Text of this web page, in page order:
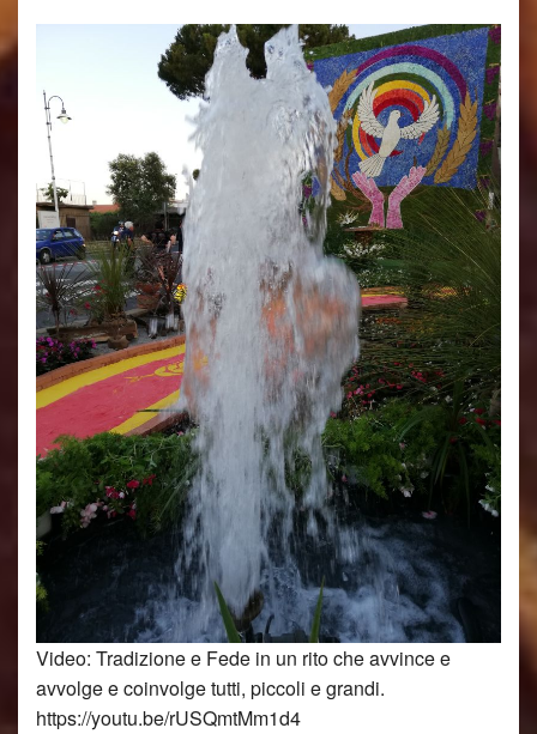
Video: Tradizione e Fede in un rito che avvince e
avvolge e coinvolge tutti, piccoli e grandi.
https://youtu.be/rUSQmtMm1d4